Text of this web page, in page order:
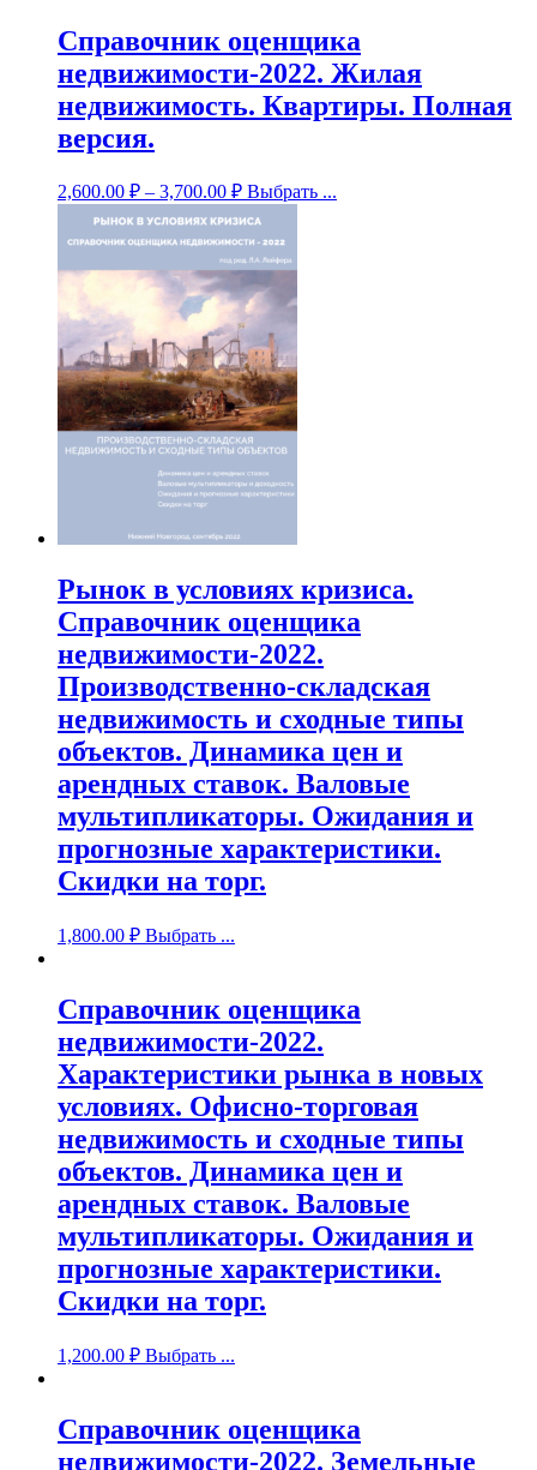
Справочник оценщика
недвижимости-2022. Жилая
недвижимость. Квартиры. Полная
версия.
2,600.00 ₽ – 3,700.00 ₽ Выбрать ...
Рынок в условиях кризиса.
Справочник оценщика
недвижимости-2022.
Производственно-складская
недвижимость и сходные типы
объектов. Динамика цен и
арендных ставок. Валовые
мультипликаторы. Ожидания и
прогнозные характеристики.
Скидки на торг.
1,800.00 ₽ Выбрать ...
Справочник оценщика
недвижимости-2022.
Характеристики рынка в новых
условиях. Офисно-торговая
недвижимость и сходные типы
объектов. Динамика цен и
арендных ставок. Валовые
мультипликаторы. Ожидания и
прогнозные характеристики.
Скидки на торг.
1,200.00 ₽ Выбрать ...
Справочник оценщика
недвижимости-2022. Земельные